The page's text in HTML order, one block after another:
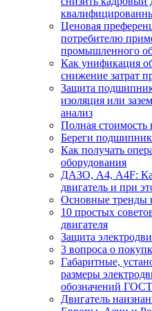
Ценовая
потребителю
промышленного
Как унификация
снижение затрат
Защита
изоляция или
анализ
Полная стоимость
Береги
Как получать
оборудования
ДАЗО, А4, А4F:
двигатель и при
Основные тренды
10 простых
двигателя
Защита
3 вопроса о
Габаритные,
размеры
обозначений
Двигатель